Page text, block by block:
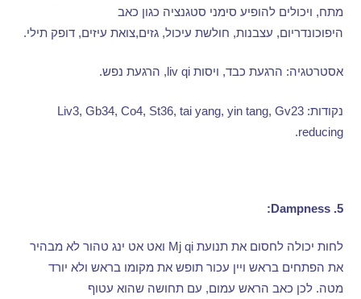
מתח, ויכולים להופיע סימני סטגנציה כגון כאב
היפוכונדריום, עצבנות, חולשת עיכול,גזים,צואת עיזים,דופק תילי.
אסטרטגיה: הרגעת כבד, ויסותliv qi, הרגעת נפש.
נקודות : Liv3, Gb34, Co4, St36, tai yang, yin tang, Gv23
reducing.
5.
Dampness:
לחות יכולה לחסום את תנועתMj qi ואט אט ינג טהור לא מבהיר
את הפתחים בראש ויין עכור תופש את מקומו בראש ולא יורד
מטה.לכן כאב הראש עמום, עם תחושה שהוא עטוף